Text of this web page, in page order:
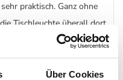
Über Cookies
praktisch. Ganz ohne
Tischleuchte überall dort
wird – im Innen- als
ist 3-stufig
am Lampenschirm